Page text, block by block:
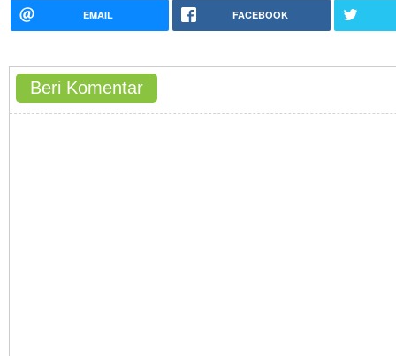
EMAIL FACEBOOK
Beri Komentar